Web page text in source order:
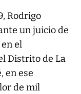
Rodrigo
un juicio de
el
Distrito de La
en ese
de mil